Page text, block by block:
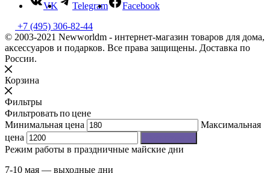
VK Telegram
Facebook
+7 (495) 306-82-44
© 2003-2021 Newworldm - интернет-магазин товаров для дома,
аксессуаров и подарков. Все права защищены. Доставка по
России.
Корзина
Фильтры
Фильтровать по цене
Минимальная цена
Максимальная
цена
Режим работы в праздничные майские дни
7-10 мая — выходные дни